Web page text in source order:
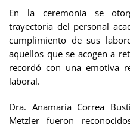
En la ceremonia se
trayectoria del personal
cumplimiento de sus
aquellos que se acogen a
recordó con una emotiva
laboral.
Dra. Anamaría Correa
Metzler fueron